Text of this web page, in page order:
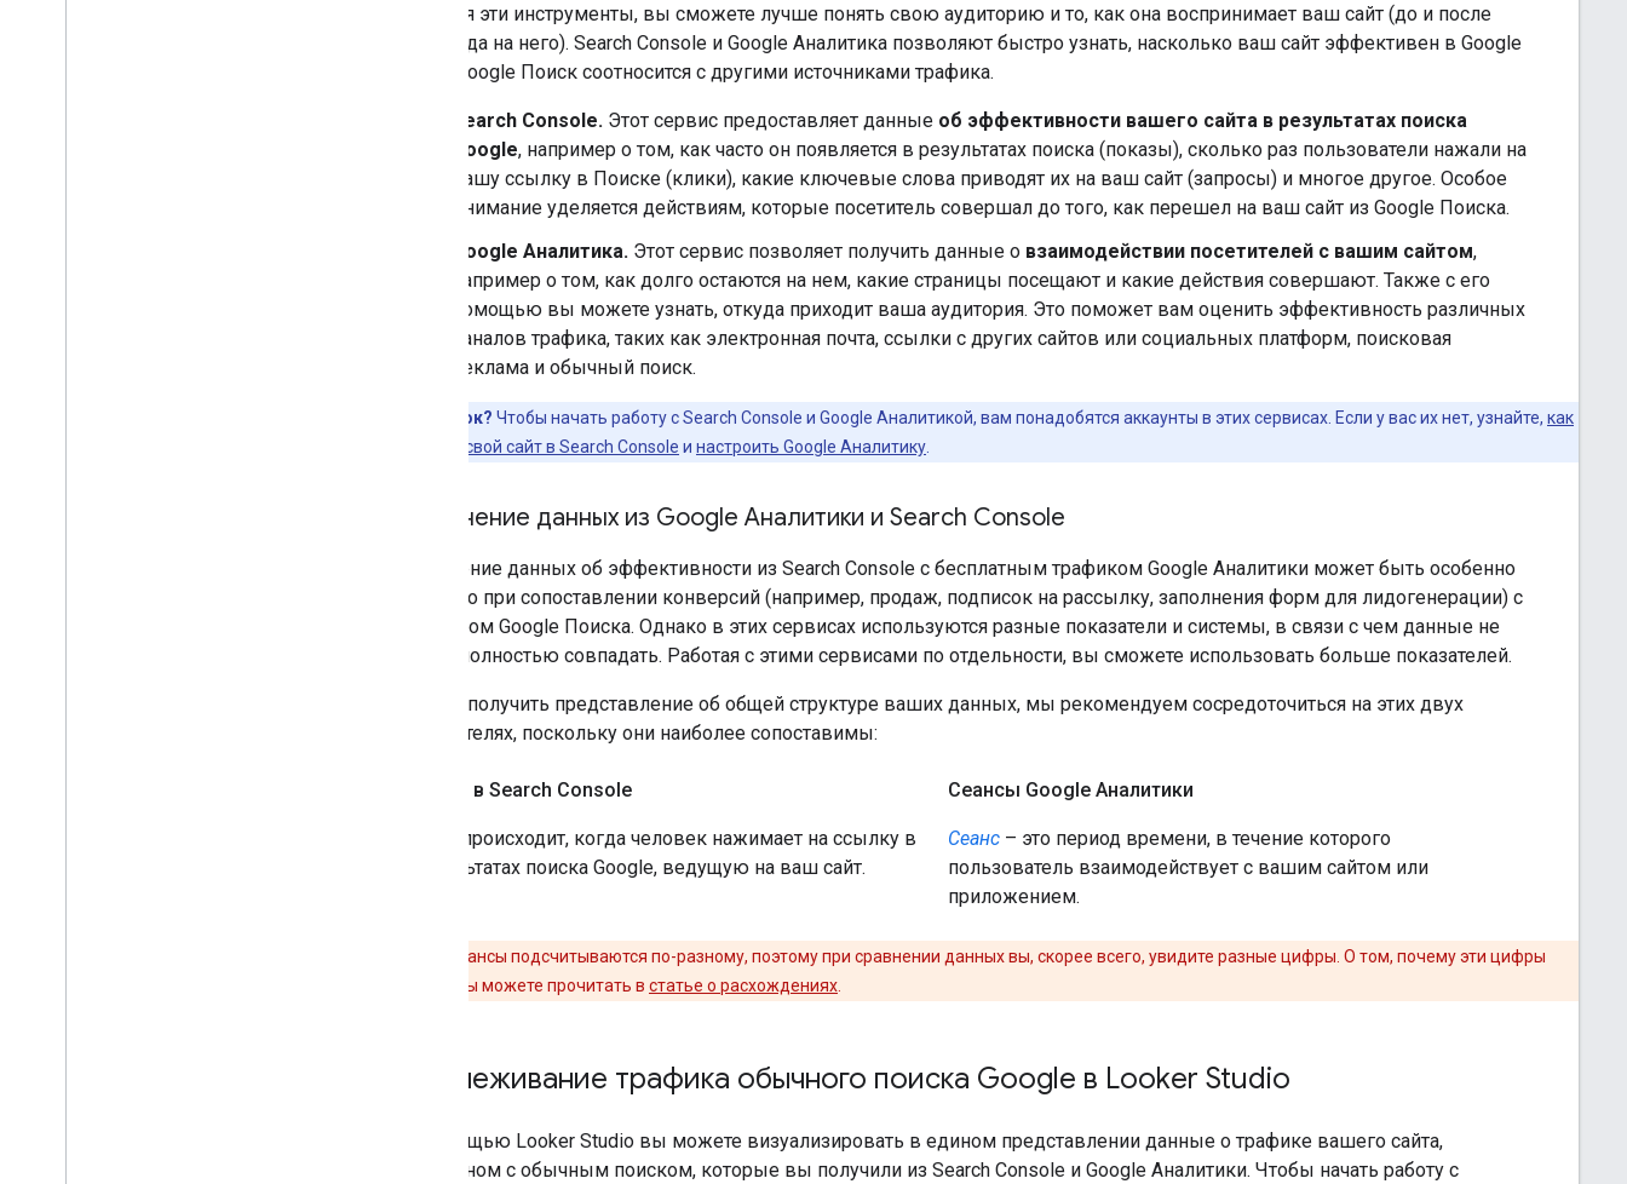
Сочетая эти инструменты, вы сможете лучше понять свою аудиторию и то, как она воспринимает ваш сайт (до и после
перехода на него). Search Console и Google Аналитика позволяют быстро узнать, насколько ваш сайт эффективен в Google
и как Google Поиск соотносится с другими источниками трафика.
Search Console. Этот сервис предоставляет данные об эффективности вашего сайта в результатах поиска
Google, например о том, как часто он появляется в результатах поиска (показы), сколько раз пользователи нажали на
вашу ссылку в Поиске (клики), какие ключевые слова приводят их на ваш сайт (запросы) и многое другое. Особое
внимание уделяется действиям, которые посетитель совершал до того, как перешел на ваш сайт из Google Поиска.
Google Аналитика. Этот сервис позволяет получить данные о взаимодействии посетителей с вашим сайтом,
например о том, как долго остаются на нем, какие страницы посещают и какие действия совершают. Также с его
помощью вы можете узнать, откуда приходит ваша аудитория. Это поможет вам оценить эффективность различных
каналов трафика, таких как электронная почта, ссылки с других сайтов или социальных платформ, поисковая
реклама и обычный поиск.
Вы новичок? Чтобы начать работу с Search Console и Google Аналитикой, вам понадобятся аккаунты в этих сервисах. Если у вас их нет, узнайте, как
подтвердить свой сайт в Search Console и настроить Google Аналитику
Сравнение данных из Google Аналитики и Search Console
Сравнение данных об эффективности из Search Console с бесплатным трафиком Google Аналитики может быть особенно
полезно при сопоставлении конверсий (например, продаж, подписок на рассылку, заполнения форм для лидогенерации) с
трафиком Google Поиска. Однако в этих сервисах используются разные показатели и системы, в связи с чем данные не
будут полностью совпадать. Работая с этими сервисами по отдельности, вы сможете использовать больше показателей.
Чтобы получить представление об общей структуре ваших данных, мы рекомендуем сосредоточиться на этих двух
показателях, поскольку они наиболее сопоставимы:
Клики в Search Console
происходит, когда человек нажимает на ссылку в
результатах поиска Google, ведущую на ваш сайт.
Сеансы Google Аналитики
Сеанс – это период времени, в течение которого
пользователь взаимодействует с вашим сайтом или
приложением.
Клики и сеансы подсчитываются по-разному, поэтому при сравнении данных вы, скорее всего, увидите разные цифры. О том, почему эти цифры
отличаются, вы можете прочитать в статье о расхождениях
Отслеживание трафика обычного поиска Google в Looker Studio
С помощью Looker Studio вы можете визуализировать в едином представлении данные о трафике вашего сайта,
связанном с обычным поиском, которые вы получили из Search Console и Google Аналитики. Чтобы начать работу с